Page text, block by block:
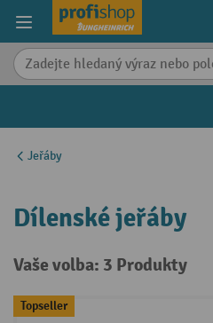
content
Jeřáby
Dílenské jeřáby
Vaše volba: 3 Produkty
Topseller